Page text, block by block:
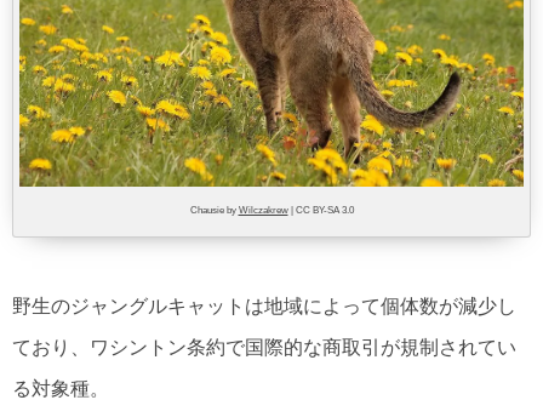
Chausie by Wilczakrew| CC BY-SA 3.0
野生のジャングルキャットは地域によって個体数が減少し
ており、ワシントン条約で国際的な商取引が規制されてい
る対象種。